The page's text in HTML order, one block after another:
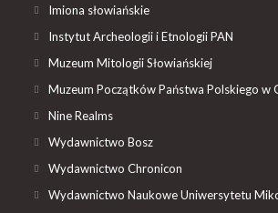
Imiona słowiańskie
Instytut Archeologii i Etnologii PAN
Muzeum Mitologii Słowiańskiej
Muzeum Początków Państwa Polskiego w
Nine Realms
Wydawnictwo Bosz
Wydawnictwo Chronicon
Wydawnictwo Naukowe Uniwersytetu